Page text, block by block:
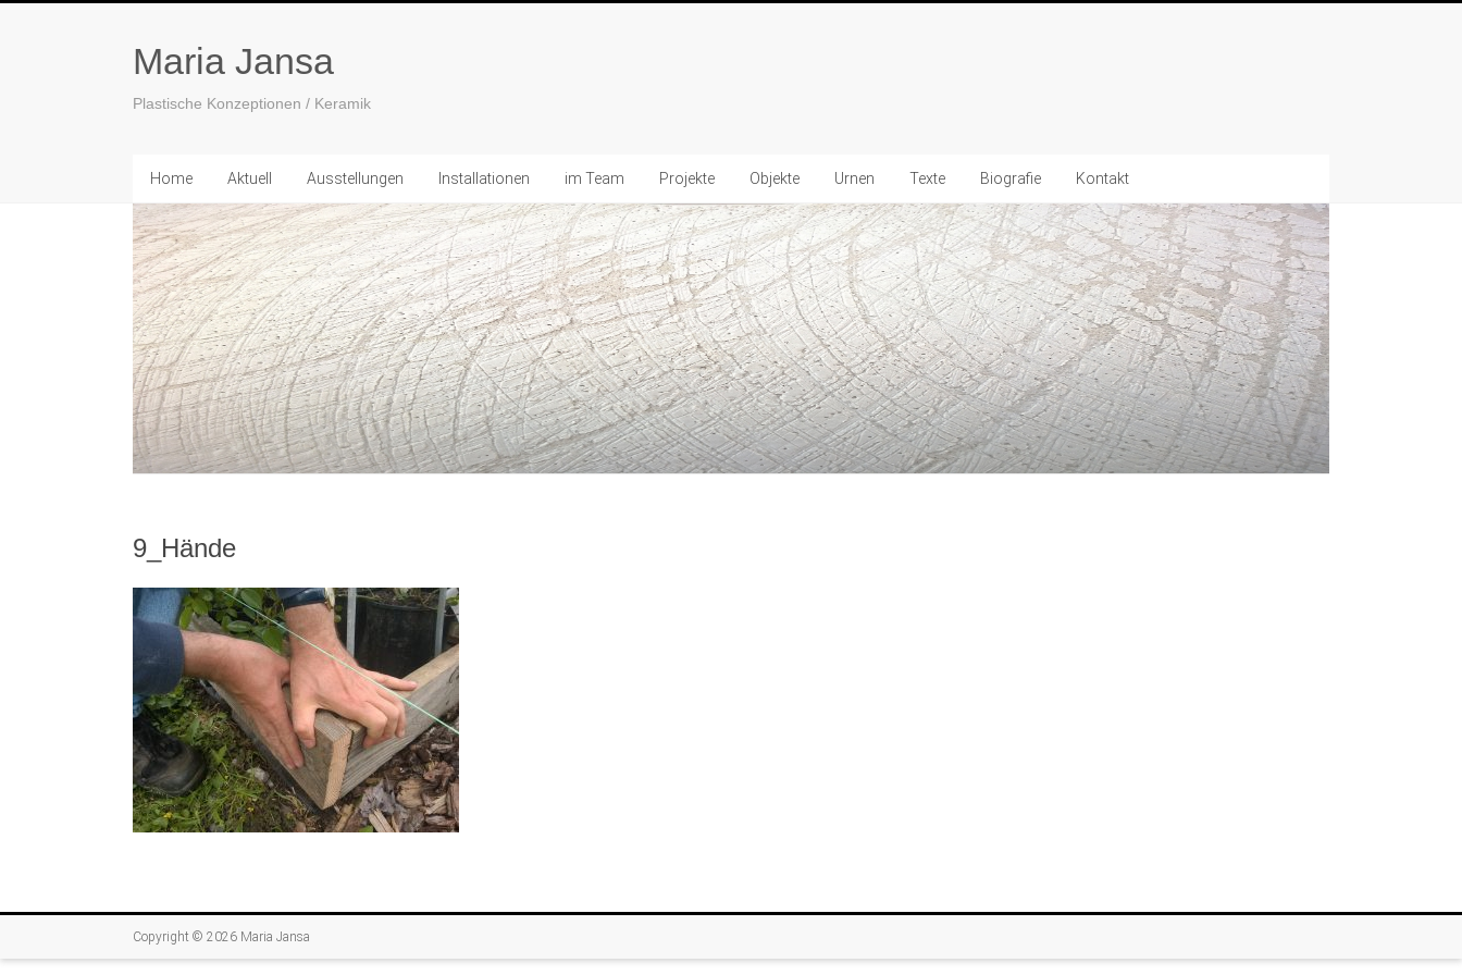
Maria Jansa
Plastische Konzeptionen / Keramik
Home Aktuell Ausstellungen Installationen im Team Projekte Objekte Urnen Texte Biografie Kontakt
9_Hände
Copyright © 2026 Maria Jansa